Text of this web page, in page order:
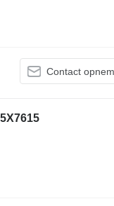
Contact